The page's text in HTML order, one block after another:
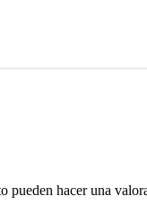
pueden hacer una